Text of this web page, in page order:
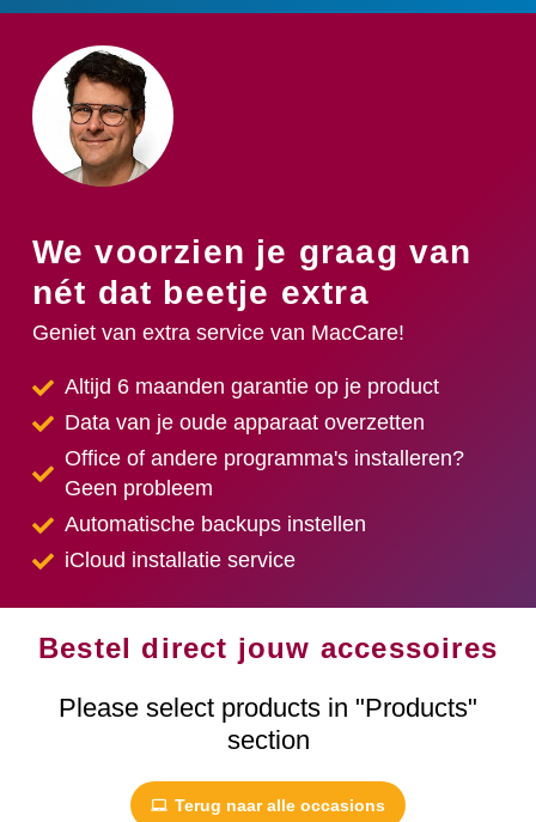
We voorzien je graag van
nét dat beetje extra
Geniet van extra service van MacCare!
Altijd 6 maanden garantie op je product
Data van je oude apparaat overzetten
Office of andere programma's installeren?
Geen probleem
Automatische backups instellen
iCloud installatie service
Bestel direct jouw accessoires
Please select products in "Products"
section
Terug naar alle occasions